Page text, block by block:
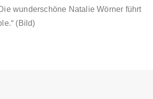
wunderschöne Natalie Wörner führt
(Bild)